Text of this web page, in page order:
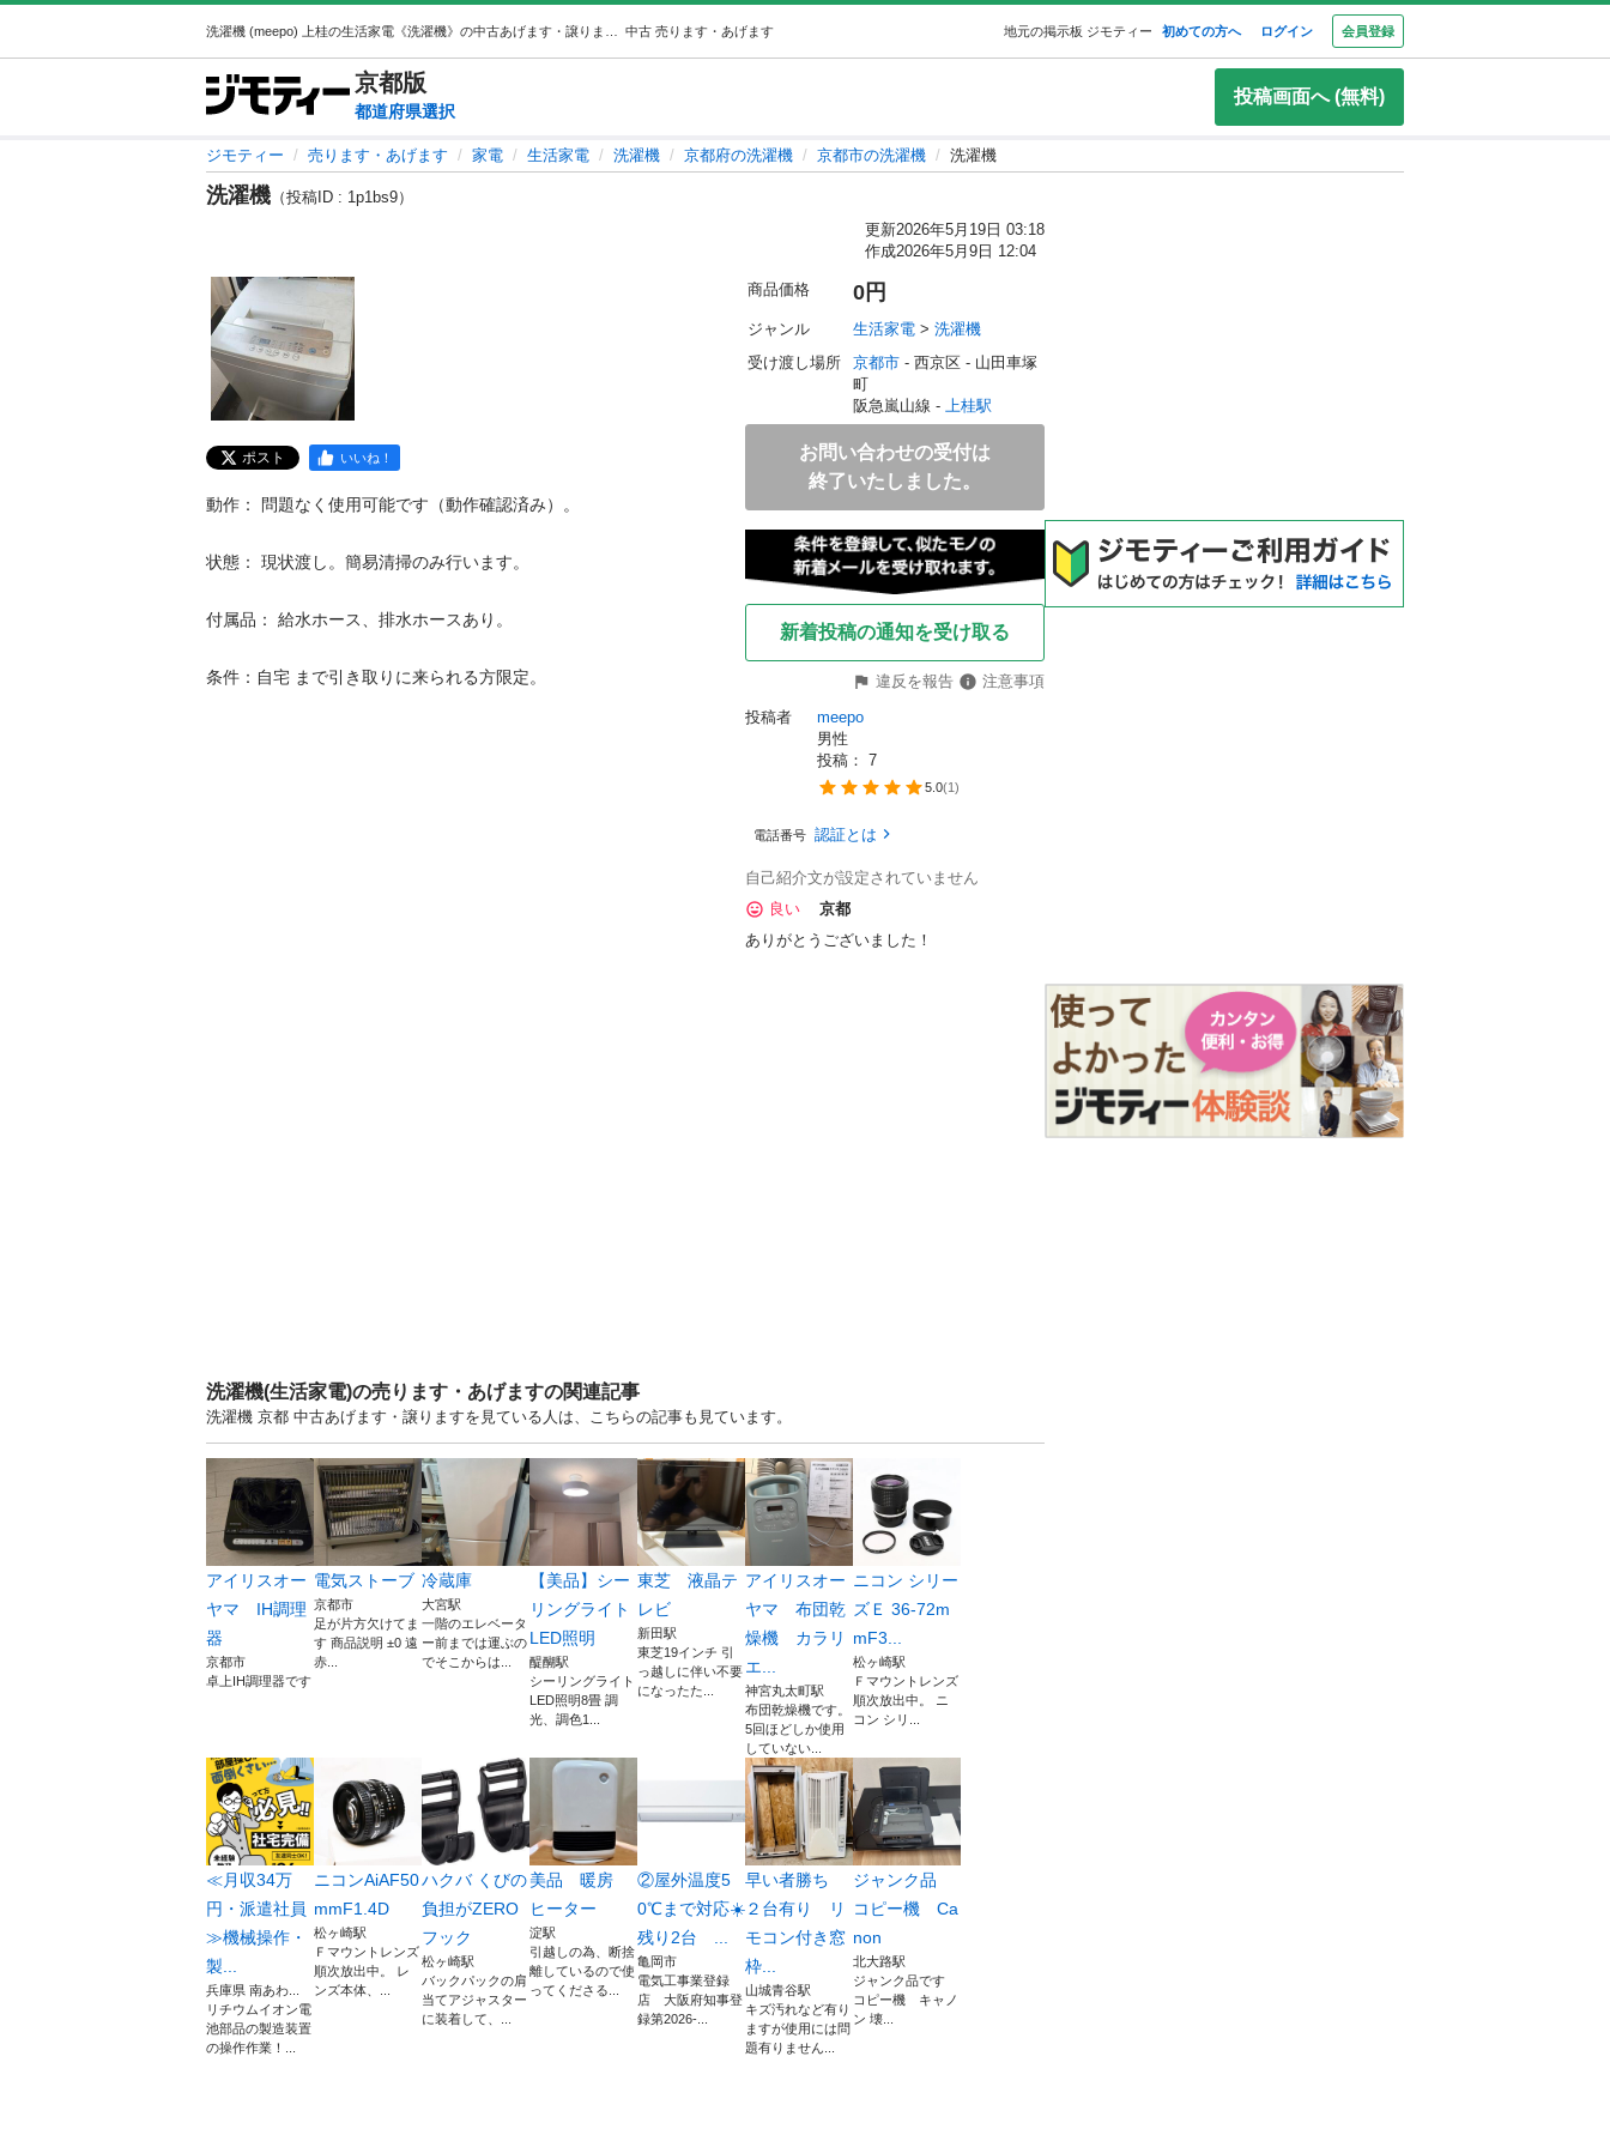
中古 売ります・あげます 地元の掲示板 ジモティー 初めての方へ ログイン 会員登録
京都版
都道府県選択
投稿画面へ (無料)
ジモティー 売ります・あげます 家電 生活家電 洗濯機 京都府の洗濯機 京都市の洗濯機 洗濯機
洗濯機 （投稿ID : 1p1bs9）
更新2026年5月19日 03:18
作成2026年5月9日 12:04
ポスト いいね！
動作： 問題なく使用可能です（動作確認済み）。
​状態： 現状渡し。簡易清掃のみ行います。
​付属品： 給水ホース、排水ホースあり。
​条件：自宅 まで引き取りに来られる方限定。
商品価格 0円
ジャンル 生活家電 > 洗濯機
受け渡し場所
京都市 - 西京区 - 山田車塚
町
阪急嵐山線 - 上桂駅
お問い合わせの受付は
終了いたしました。
新着投稿の通知を受け取る
違反を報告
注意事項
投稿者
meepo
男性
投稿： 7
5.0(1 )
電話番号 認証とは
自己紹介文が設定されていません
良い
京都
ありがとうございました！
洗濯機(生活家電)の売ります・あげますの関連記事
洗濯機 京都 中古あげます・譲りますを見ている人は、こちらの記事も見ています。
アイリスオー
ヤマ IH調理
器
京都市
卓上IH調理器です
電気ストーブ
京都市
足が片方欠けてま
す 商品説明 ±0 遠
赤...
冷蔵庫
大宮駅
一階のエレベータ
ー前までは運ぶの
でそこからは...
【美品】シー
リングライト
LED照明
醍醐駅
シーリングライト
LED照明8畳 調
光、調色1...
東芝 液晶テ
レビ
新田駅
東芝19インチ 引
っ越しに伴い不要
になったた...
アイリスオー
ヤマ 布団乾
燥機 カラリ
エ...
神宮丸太町駅
布団乾燥機です。
5回ほどしか使用
していない...
ニコン シリー
ズＥ 36-72m
mF3...
松ヶ崎駅
Ｆマウントレンズ
順次放出中。 ニ
コン シリ...
≪月収34万
円・派遣社員
≫機械操作・
製...
兵庫県 南あわ...
リチウムイオン電
池部品の製造装置
の操作作業！...
ニコンAiAF50
mmF1.4D
松ヶ崎駅
Ｆマウントレンズ
順次放出中。 レ
ンズ本体、...
ハクバ くびの
負担がZERO
フック
松ヶ崎駅
バックパックの肩
当てアジャスター
に装着して、...
美品 暖房
ヒーター
淀駅
引越しの為、断捨
離しているので使
ってくださる...
②屋外温度5
0℃まで対応☀️
残り2台 ...
亀岡市
電気工事業登録
店 大阪府知事登
録第2026-...
早い者勝ち
２台有り リ
モコン付き窓
枠...
山城青谷駅
キズ汚れなど有り
ますが使用には問
題有りません...
ジャンク品
コピー機 Ca
non
北大路駅
ジャンク品です
コピー機 キャノ
ン 壊...